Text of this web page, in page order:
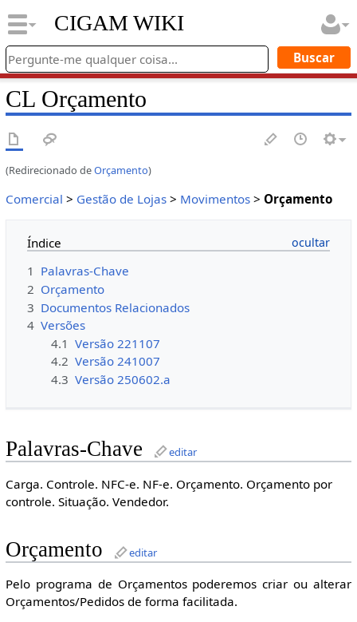
CIGAM WIKI
CL Orçamento
(Redirecionado deOrçamento)
Comercial > Gestão de Lojas> Movimentos> Orçamento
Índice
1 Palavras-Chave
2 Orçamento
3 Documentos Relacionados
4 Versões
4.1 Versão 221107
4.2 Versão 241007
4.3 Versão 250602.a
Palavras-Chave editar
Carga. Controle. NFC-e. NF-e. Orçamento. Orçamento por
controle. Situação. Vendedor.
Orçamento editar
Pelo programa de Orçamentos poderemos criar ou alterar
Orçamentos/Pedidos de forma facilitada.